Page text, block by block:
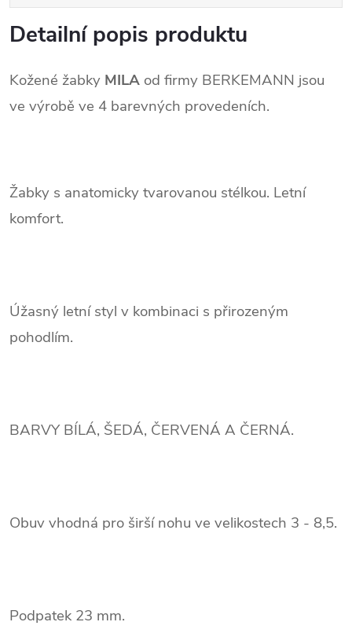
Detailní popis produktu
Kožené žabky MILA od firmy BERKEMANN jsou
ve výrobě ve 4 barevných provedeních.
Žabky s anatomicky tvarovanou stélkou. Letní
komfort.
Úžasný letní styl v kombinaci s přirozeným
pohodlím.
BARVY BÍLÁ, ŠEDÁ, ČERVENÁ A ČERNÁ.
Obuv vhodná pro širší nohu ve velikostech 3 - 8,5.
Podpatek 23 mm.